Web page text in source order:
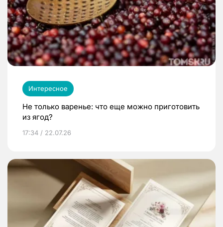
Интересное
Не только варенье: что еще можно приготовить
из ягод?
17:34 / 22.07.26